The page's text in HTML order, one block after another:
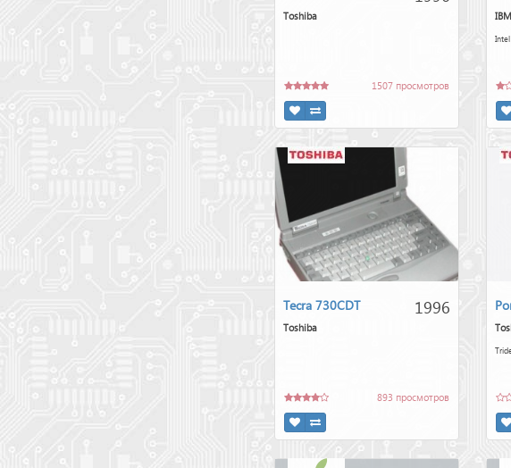
Toshiba
1507 просмотров
IBM
1996
Tecra 730CDT
Toshiba
893 просмотров